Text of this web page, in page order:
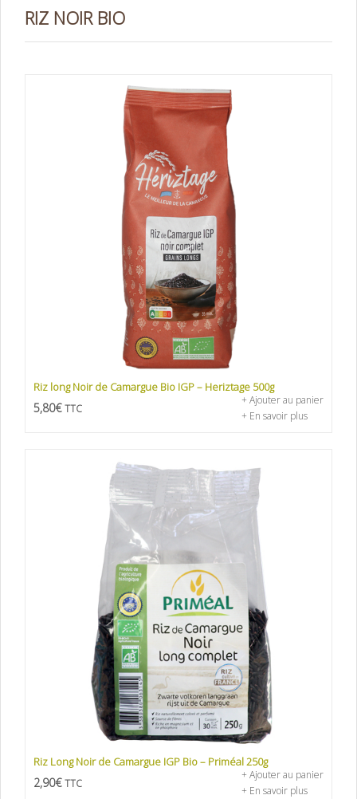
RIZ NOIR BIO
Riz long Noir de Camargue Bio IGP – Heriztage 500g
5,80€ TTC
+ Ajouter au panier
+ En savoir plus
Riz Long Noir de Camargue IGP Bio – Priméal 250g
2,90€ TTC
+ Ajouter au panier
+ En savoir plus